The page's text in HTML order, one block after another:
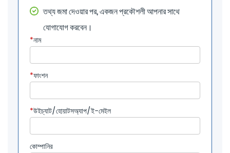
তথ্য জমা দেওয়ার পর, একজন প্রকৌশলী আপনার সাথে
যোগাযোগ করবেন।
*নাম
*ফাংশন
*উইচ্যাট/হোয়াটসঅ্যাপ/ই-মেইল
কোম্পানির